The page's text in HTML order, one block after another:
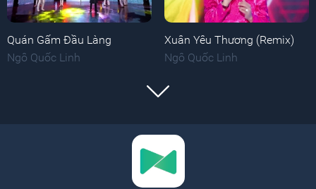
Quán Gấm Đầu Làng
Ngô Quốc Linh
Xuân Yêu Thương (Remix)
Ngô Quốc Linh